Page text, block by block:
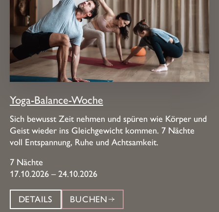
Yoga-Balance-Woche
Sich bewusst Zeit nehmen und spüren wie Körper und
Geist wieder ins Gleichgewicht kommen. 7 Nächte
voll Entspannung, Ruhe und Achtsamkeit.
7 Nächte
17.10.2026 – 24.10.2026
DETAILS BUCHEN